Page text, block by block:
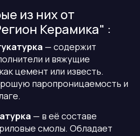
из них от
Керамика" :
— содержит
и вяжущие
цемент или известь.
паропроницаемость и
— в её составе
смолы. Обладает